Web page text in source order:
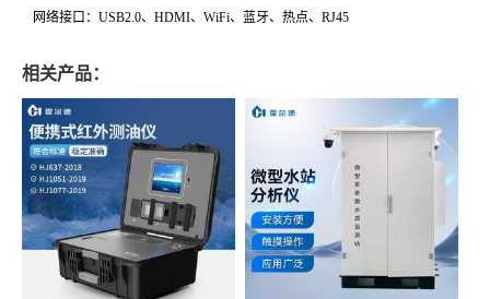
网络接口：USB2.0、HDMI、WiFi、蓝牙、热点、RJ45
相关产品：